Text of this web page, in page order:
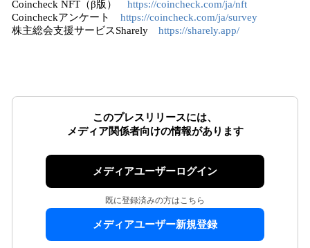
Coincheck NFT（β版） https://coincheck.com/ja/nft
Coincheckアンケート https://coincheck.com/ja/survey
株主総会支援サービスSharely https://sharely.app/
このプレスリリースには、
メディア関係者向けの情報があります
メディアユーザーログイン
既に登録済みの方はこちら
メディアユーザー新規登録